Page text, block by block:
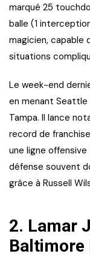
marqué 25
balle (1
magicien, capable
situations
Le week-end
en menant Seattle
Tampa. Il lance
record de
une ligne
défense souvent
grâce à Russell
2. Lamar
Baltimore